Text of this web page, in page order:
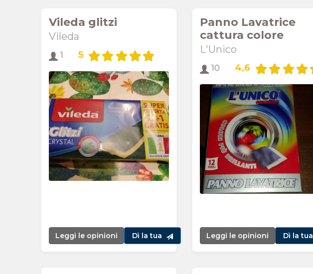
Vileda glitzi
Vileda
1 5
Leggi le opinioni Dì la tua
Panno Lavatrice
cattura colore
L'Unico
10 4,6
Leggi le opinioni Dì la tua